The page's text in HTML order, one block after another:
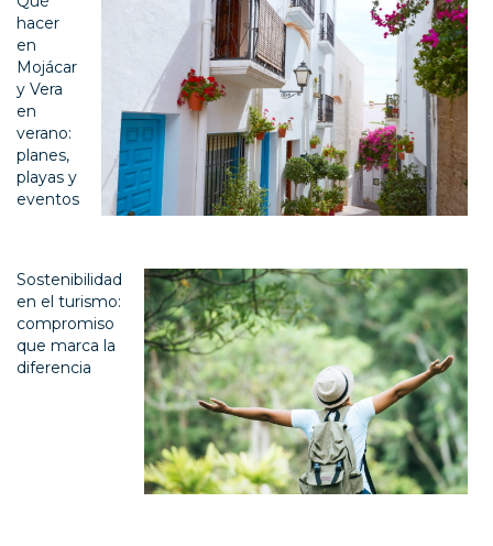
hacer
en
Mojácar
y Vera
en
verano:
planes,
playas y
eventos
Sostenibilidad
en el turismo:
compromiso
que marca la
diferencia